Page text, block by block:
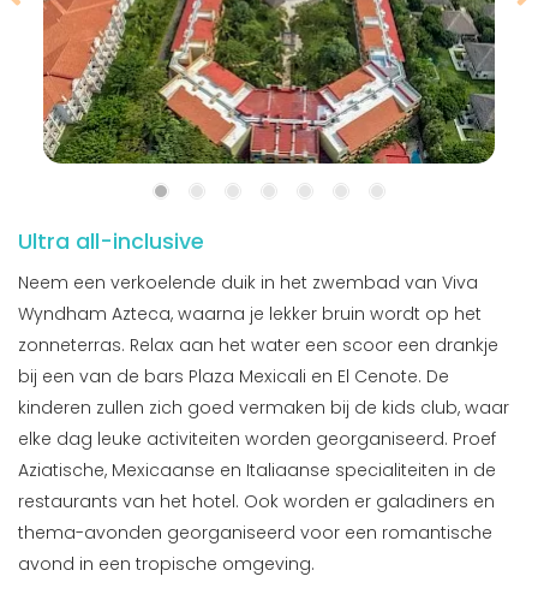
Ultra all-inclusive
Neem een verkoelende duik in het zwembad van Viva
Wyndham Azteca, waarna je lekker bruin wordt op het
zonneterras. Relax aan het water een scoor een drankje
bij een van de bars Plaza Mexicali en El Cenote. De
kinderen zullen zich goed vermaken bij de kids club, waar
elke dag leuke activiteiten worden georganiseerd. Proef
Aziatische, Mexicaanse en Italiaanse specialiteiten in de
restaurants van het hotel. Ook worden er galadiners en
thema-avonden georganiseerd voor een romantische
avond in een tropische omgeving.